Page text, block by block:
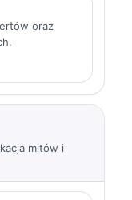
oraz
mitów i